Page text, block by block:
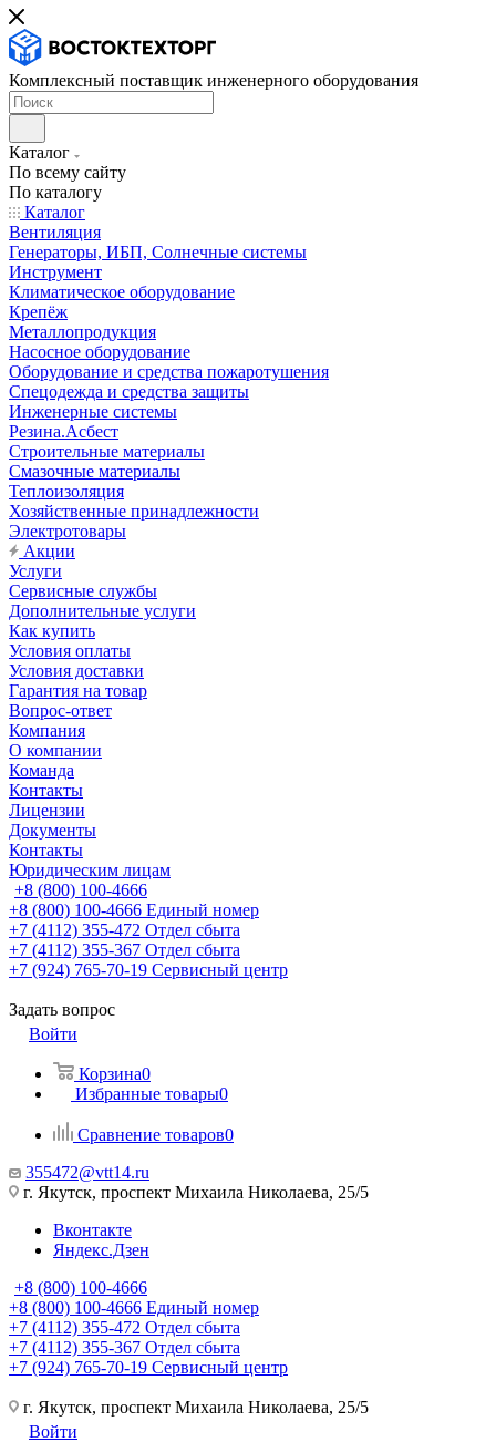
Комплексный поставщик инженерного оборудования
Каталог
По всему сайту
По каталогу
Каталог
Вентиляция
Генераторы, ИБП, Солнечные системы
Инструмент
Климатическое оборудование
Крепёж
Металлопродукция
Насосное оборудование
Оборудование и средства пожаротушения
Спецодежда и средства защиты
Инженерные системы
Резина.Асбест
Строительные материалы
Смазочные материалы
Теплоизоляция
Хозяйственные принадлежности
Электротовары
Акции
Услуги
Сервисные службы
Дополнительные услуги
Как купить
Условия оплаты
Условия доставки
Гарантия на товар
Вопрос-ответ
Компания
О компании
Команда
Контакты
Лицензии
Документы
Контакты
Юридическим лицам
+8 (800) 100-4666
+8 (800) 100-4666 Единый номер
+7 (4112) 355-472 Отдел сбыта
+7 (4112) 355-367 Отдел сбыта
+7 (924) 765-70-19 Сервисный центр
Задать вопрос
Войти
Корзина0
Избранные товары0
Сравнение товаров0
355472@vtt14.ru
г. Якутск, проспект Михаила Николаева, 25/5
Вконтакте
Яндекс.Дзен
+8 (800) 100-4666
+8 (800) 100-4666 Единый номер
+7 (4112) 355-472 Отдел сбыта
+7 (4112) 355-367 Отдел сбыта
+7 (924) 765-70-19 Сервисный центр
г. Якутск, проспект Михаила Николаева, 25/5
Войти